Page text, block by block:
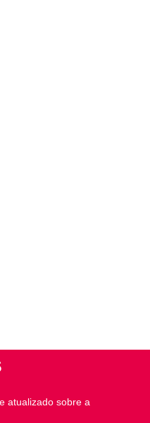
atualizado sobre a